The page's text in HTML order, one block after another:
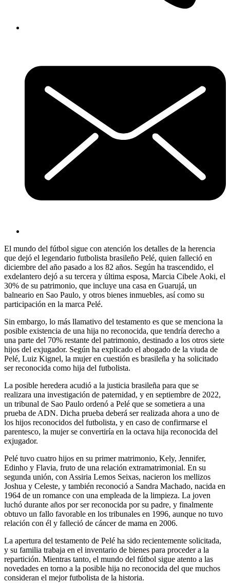
El mundo del fútbol sigue con atención los detalles de la herencia
que dejó el legendario futbolista brasileño Pelé, quien falleció en
diciembre del año pasado a los 82 años. Según ha trascendido, el
exdelantero dejó a su tercera y última esposa, Marcia Cibele Aoki, el
30% de su patrimonio, que incluye una casa en Guarujá, un
balneario en Sao Paulo, y otros bienes inmuebles, así como su
participación en la marca Pelé.
Sin embargo, lo más llamativo del testamento es que se menciona la
posible existencia de una hija no reconocida, que tendría derecho a
una parte del 70% restante del patrimonio, destinado a los otros siete
hijos del exjugador. Según ha explicado el abogado de la viuda de
Pelé, Luiz Kignel, la mujer en cuestión es brasileña y ha solicitado
ser reconocida como hija del futbolista.
La posible heredera acudió a la justicia brasileña para que se
realizara una investigación de paternidad, y en septiembre de 2022,
un tribunal de Sao Paulo ordenó a Pelé que se sometiera a una
prueba de ADN. Dicha prueba deberá ser realizada ahora a uno de
los hijos reconocidos del futbolista, y en caso de confirmarse el
parentesco, la mujer se convertiría en la octava hija reconocida del
exjugador.
Pelé tuvo cuatro hijos en su primer matrimonio, Kely, Jennifer,
Edinho y Flavia, fruto de una relación extramatrimonial. En su
segunda unión, con Assiria Lemos Seixas, nacieron los mellizos
Joshua y Celeste, y también reconoció a Sandra Machado, nacida en
1964 de un romance con una empleada de la limpieza. La joven
luchó durante años por ser reconocida por su padre, y finalmente
obtuvo un fallo favorable en los tribunales en 1996, aunque no tuvo
relación con él y falleció de cáncer de mama en 2006.
La apertura del testamento de Pelé ha sido recientemente solicitada,
y su familia trabaja en el inventario de bienes para proceder a la
repartición. Mientras tanto, el mundo del fútbol sigue atento a las
novedades en torno a la posible hija no reconocida del que muchos
consideran el mejor futbolista de la historia.